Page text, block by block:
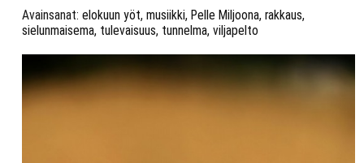
Avainsanat: elokuun yöt, musiikki, Pelle Miljoona, rakkaus,
sielunmaisema, tulevaisuus, tunnelma, viljapelto